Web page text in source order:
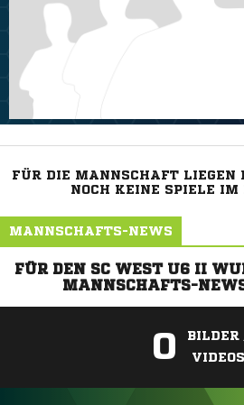
FÜR DIE MANNSCHAFT LIEGEN
NOCH KEINE SPIELE IM
MANNSCHAFTS-NEWS
FÜR DEN SC WEST U6 II
MANNSCHAFTS-
0
BILDER
VIDEOS